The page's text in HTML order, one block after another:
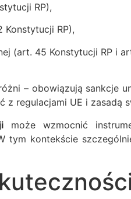
RP),
Konstytucji RP),
(art. 45 Konstytucji RP i
– obowiązują
regulacjami UE i zasadą
może wzmocnić
tym kontekście